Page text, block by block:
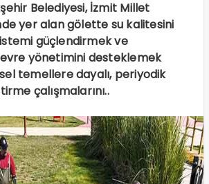
Belediyesi, İzmit Millet
yer alan gölette su kalitesini
güçlendirmek ve
yönetimini desteklemek
temellere dayalı, periyodik
çalışmalarını..